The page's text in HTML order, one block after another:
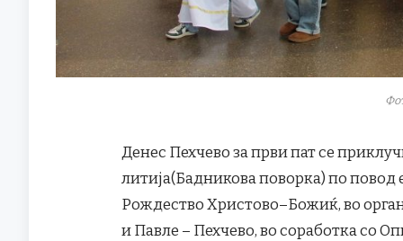
Денес Пехчево за први пат се
литија(Бадникова поворка) по
Рождество Христово–Божиќ, во
и Павле – Пехчево, во соработка со